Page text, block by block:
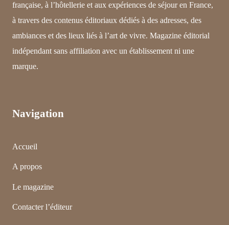
française, à l’hôtellerie et aux expériences de séjour en France,
à travers des contenus éditoriaux dédiés à des adresses, des
ambiances et des lieux liés à l’art de vivre. Magazine éditorial
indépendant sans affiliation avec un établissement ni une
marque.
Navigation
Accueil
A propos
Le magazine
Contacter l’éditeur